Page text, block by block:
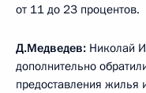
от 11 до 23 процентов.
Д.Медведев: Николай
дополнительно
предоставления жилья